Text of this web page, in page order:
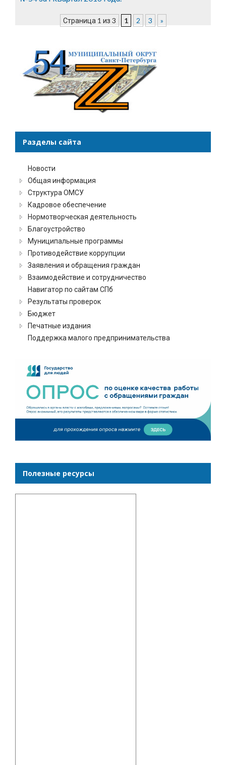
Страница 1 из 3 1 2 3 »
Разделы сайта
Новости
Общая информация
Структура ОМСУ
Кадровое обеспечение
Нормотворческая деятельность
Благоустройство
Муниципальные программы
Противодействие коррупции
Заявления и обращения граждан
Взаимодействие и сотрудничество
Навигатор по сайтам СПб
Результаты проверок
Бюджет
Печатные издания
Поддержка малого предпринимательства
Полезные ресурсы